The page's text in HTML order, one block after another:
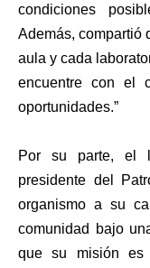
condiciones
Además, compartió
aula y cada
encuentre con el
oportunidades.”
Por su parte, el
presidente del
organismo a su
comunidad bajo
que su misión es